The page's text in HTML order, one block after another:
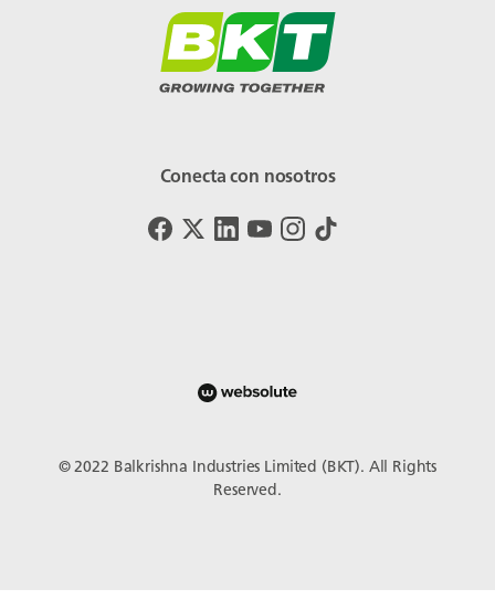
Conecta con nosotros
© 2022 Balkrishna Industries Limited (BKT). All Rights
Reserved.